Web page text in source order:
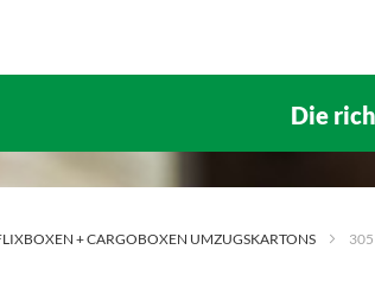
Die
+ CARGOBOXEN UMZUGSKARTONS